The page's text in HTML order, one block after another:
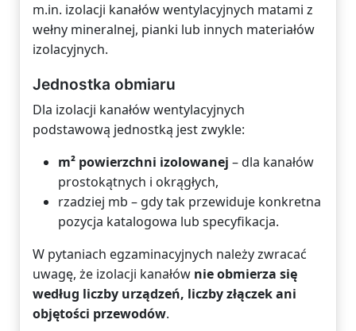
m.in. izolacji kanałów wentylacyjnych matami z
wełny mineralnej, pianki lub innych materiałów
izolacyjnych.
Jednostka obmiaru
Dla izolacji kanałów wentylacyjnych
podstawową jednostką jest zwykle:
m² powierzchni izolowanej – dla kanałów
prostokątnych i okrągłych,
rzadziej mb – gdy tak przewiduje konkretna
pozycja katalogowa lub specyfikacja.
W pytaniach egzaminacyjnych należy zwracać
uwagę, że izolacji kanałów nie obmierza się
według liczby urządzeń, liczby złączek ani
objętości przewodów.